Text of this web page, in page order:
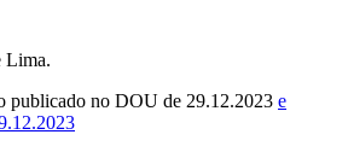
Lima.
publicado no DOU de 29.12.2023 e